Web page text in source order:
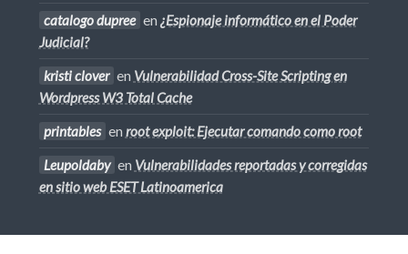
catalogo dupree en ¿Espionaje informático en el Poder
Judicial?
kristi clover en Vulnerabilidad Cross-Site Scripting en
Wordpress W3 Total Cache
printables en root exploit: Ejecutar comando como root
Leupoldaby en Vulnerabilidades reportadas y corregidas
en sitio web ESET Latinoamerica